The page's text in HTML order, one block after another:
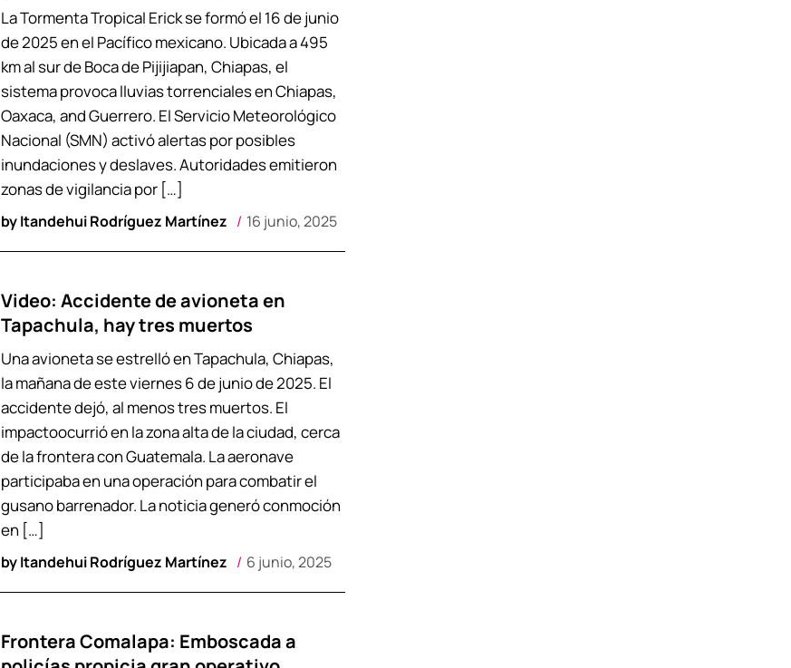
byItandehui Rodríguez Martínez 16 junio, 2025
La Tormenta Tropical Erick se formó el 16 de junio
de 2025 en el Pacífico mexicano. Ubicada a 495
km al sur de Boca de Pijijiapan, Chiapas, el
sistema provoca lluvias torrenciales en Chiapas,
Oaxaca, and Guerrero. El Servicio Meteorológico
Nacional (SMN) activó alertas por posibles
inundaciones y deslaves. Autoridades emitieron
zonas de vigilancia por […]
Video: Accidente de avioneta en
Tapachula, hay tres muertos
byItandehui Rodríguez Martínez 6 junio, 2025
Una avioneta se estrelló en Tapachula, Chiapas,
la mañana de este viernes 6 de junio de 2025. El
accidente dejó, al menos tres muertos. El
impactoocurrió en la zona alta de la ciudad, cerca
de la frontera con Guatemala. La aeronave
participaba en una operación para combatir el
gusano barrenador. La noticia generó conmoción
en […]
Frontera Comalapa: Emboscada a